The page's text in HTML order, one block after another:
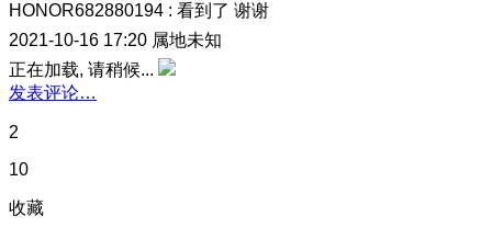
HONOR682880194 : 看到了 谢谢
2021-10-16 17:20 属地未知
正在加载, 请稍候...
发表评论…
2
10
收藏